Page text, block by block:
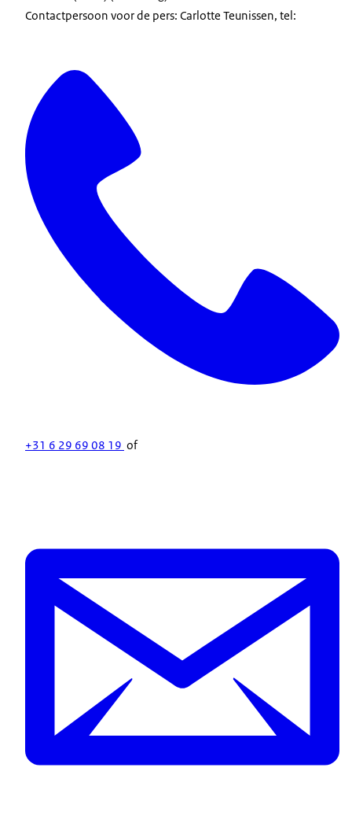
Contactpersoon voor de pers: Carlotte Teunissen, tel:
+31 6 29 69 08 19 of